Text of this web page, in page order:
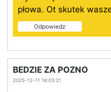
płowa. Ot skutek
Odpowiedz
BEDZIE ZA POZNO
2025-12-11 16:03:21